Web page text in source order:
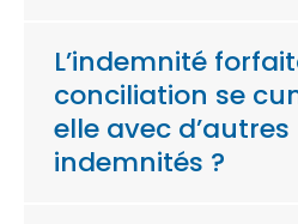
L’indemnité
conciliation se
elle avec d’autres
indemnités ?